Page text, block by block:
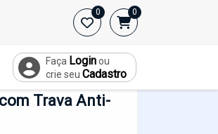
0 0
Faça Loginou
crie seu Cadastro
Início
Trava Anti-